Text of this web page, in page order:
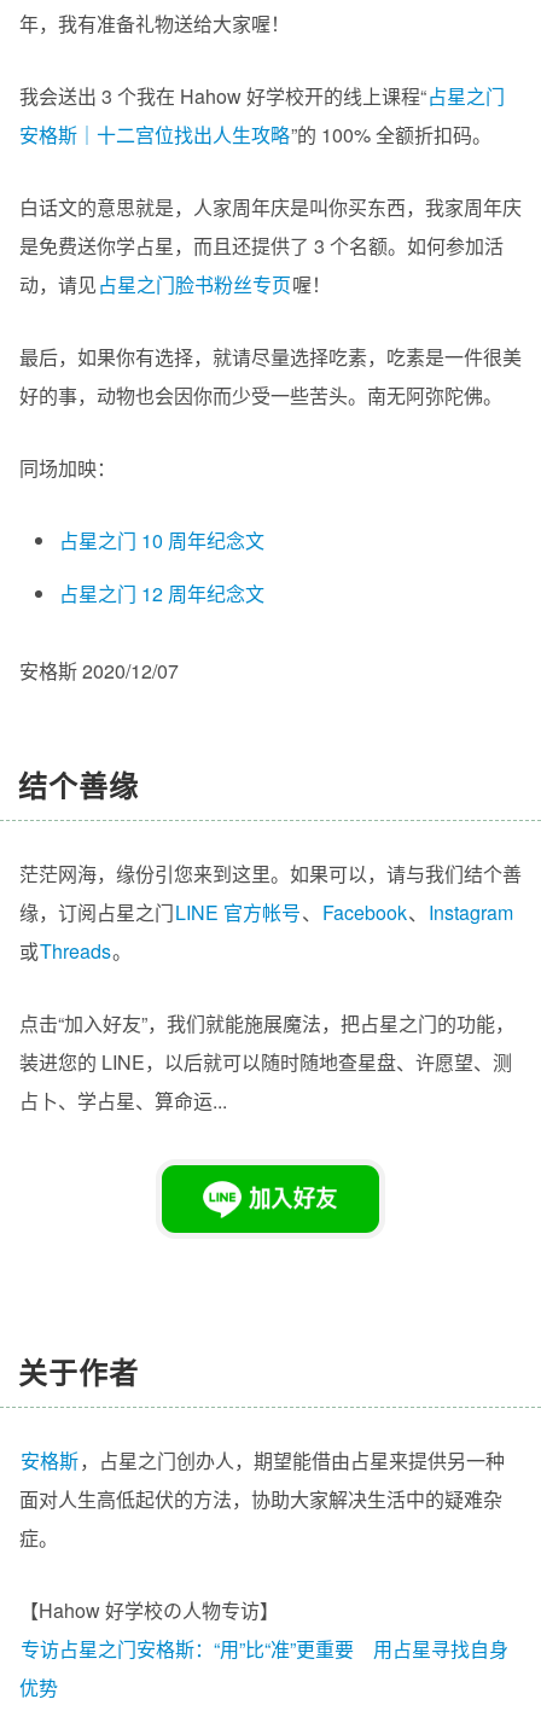
年，我有准备礼物送给大家喔！
我会送出 3 个我在 Hahow 好学校开的线上课程“占星之门
安格斯｜十二宫位找出人生攻略”的 100% 全额折扣码。
白话文的意思就是，人家周年庆是叫你买东西，我家周年庆
是免费送你学占星，而且还提供了 3 个名额。如何参加活
动，请见占星之门脸书粉丝专页喔！
最后，如果你有选择，就请尽量选择吃素，吃素是一件很美
好的事，动物也会因你而少受一些苦头。南无阿弥陀佛。
同场加映：
占星之门 10 周年纪念文
占星之门 12 周年纪念文
安格斯 2020/12/07
结个善缘
茫茫网海，缘份引您来到这里。如果可以，请与我们结个善
缘，订阅占星之门LINE 官方帐号、 Facebook、 Instagram
或Threads。
点击“加入好友”，我们就能施展魔法，把占星之门的功能，
装进您的 LINE，以后就可以随时随地查星盘、许愿望、测
占卜、学占星、算命运...
关于作者
安格斯， 占星之门创办人，期望能借由占星来提供另一种
面对人生高低起伏的方法，协助大家解决生活中的疑难杂
症。
【Hahow 好学校の人物专访】
专访占星之门安格斯：“用”比“准”更重要 用占星寻找自身
优势